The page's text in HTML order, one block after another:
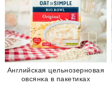
Английская цельнозерновая
овсянка в пакетиках